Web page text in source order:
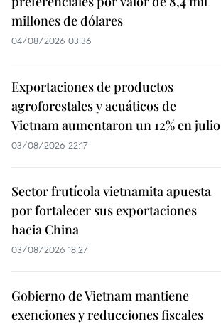
millones de dólares
04/08/2026 03:36
Exportaciones de productos
agroforestales y acuáticos de
Vietnam aumentaron un 12% en julio
03/08/2026 22:17
Sector frutícola vietnamita apuesta
por fortalecer sus exportaciones
hacia China
03/08/2026 18:27
Gobierno de Vietnam mantiene
exenciones y reducciones fiscales